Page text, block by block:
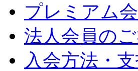
プレミアム
法人会員の
入会方法・